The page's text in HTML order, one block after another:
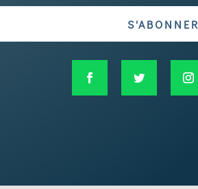
S'ABONNER